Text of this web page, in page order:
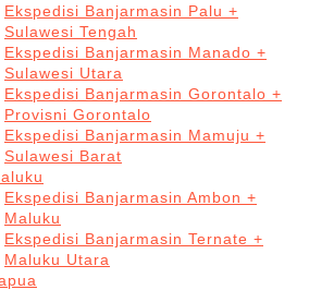
Ekspedisi Banjarmasin Palu +
Sulawesi Tengah
Ekspedisi Banjarmasin Manado +
Sulawesi Utara
Ekspedisi Banjarmasin Gorontalo +
Provisni Gorontalo
Ekspedisi Banjarmasin Mamuju +
Sulawesi Barat
Ekspedisi Banjarmasin Ambon +
Maluku
Ekspedisi Banjarmasin Ternate +
Maluku Utara